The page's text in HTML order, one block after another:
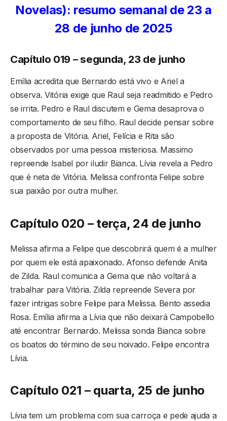
Novelas): resumo semanal de 23 a
28 de junho de 2025
Capítulo 019 – segunda, 23 de junho
Emília acredita que Bernardo está vivo e Ariel a
observa. Vitória exige que Raul seja readmitido e Pedro
se irrita. Pedro e Raul discutem e Gema desaprova o
comportamento de seu filho. Raul decide pensar sobre
a proposta de Vitória. Ariel, Felícia e Rita são
observados por uma pessoa misteriosa. Massimo
repreende Isabel por iludir Bianca. Lívia revela a Pedro
que é neta de Vitória. Melissa confronta Felipe sobre
sua paixão por outra mulher.
Capítulo 020 – terça, 24 de junho
Melissa afirma a Felipe que descobrirá quem é a mulher
por quem ele está apaixonado. Afonso defende Anita
de Zilda. Raul comunica a Gema que não voltará a
trabalhar para Vitória. Zilda repreende Severa por
fazer intrigas sobre Felipe para Melissa. Bento assedia
Rosa. Emília afirma a Lívia que não deixará Campobello
até encontrar Bernardo. Melissa sonda Bianca sobre
os boatos do término de seu noivado. Felipe encontra
Lívia.
Capítulo 021 – quarta, 25 de junho
Lívia tem um problema com sua carroça e pede ajuda a